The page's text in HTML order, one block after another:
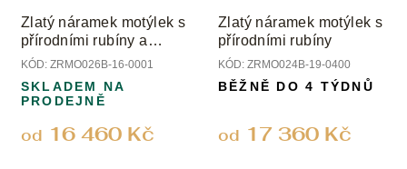
o
d
u
k
ů
Zlatý náramek motýlek s
přírodními rubíny a
smaragdy
KÓD: ZRMO026B-16-0001
od 16 460 Kč
SKLADEM NA
PRODEJNĚ
Zlatý náramek motýlek s
přírodními rubíny
KÓD: ZRMO024B-19-0400
od 17 360 Kč
BĚŽNĚ DO 4 TÝDNŮ